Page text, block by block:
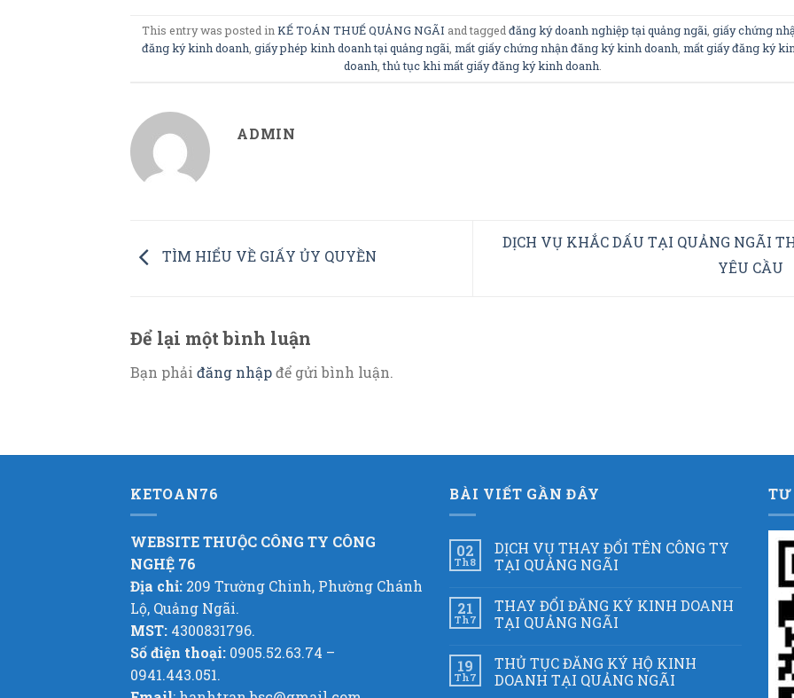
This entry was posted inKẾ TOÁN THUẾ QUẢNG NGÃI and taggedđăng ký doanh nghiệp tại quảng ngãi ,giấy chứng
đăng ký kinh doanh ,giấy phép kinh doanh tại quảng ngãi ,mất giấy chứng nhận đăng ký kinh doanh ,mất giấy đăng ký
doanh ,thủ tục khi mất giấy đăng ký kinh doanh
ADMIN
TÌM HIỂU VỀ GIẤY ỦY QUYỀN
DỊCH VỤ KHẮC DẤU TẠI QUẢNG NGÃI
YÊU CẦU
Để lại một bình luận
Bạn phải đăng nhậpđể gửi bình luận.
KETOAN76
WEBSITE THUỘC CÔNG TY CÔNG
NGHỆ 76
Địa chỉ: 209 Trường Chinh, Phường Chánh
Lộ, Quảng Ngãi.
MST: 4300831796.
Số điện thoại: 0905.52.63.74 –
0941.443.051.
BÀI VIẾT GẦN ĐÂY
02
Th8
DỊCH VỤ THAY ĐỔI TÊN CÔNG TY
TẠI QUẢNG NGÃI
21
Th7
THAY ĐỔI ĐĂNG KÝ KINH DOANH
TẠI QUẢNG NGÃI
19
Th7
THỦ TỤC ĐĂNG KÝ HỘ KINH
DOANH TẠI QUẢNG NGÃI